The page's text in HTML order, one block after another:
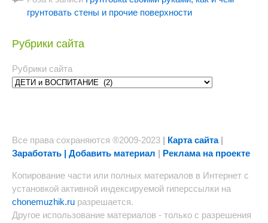
грунтовать стены и прочие поверхности
Рубрики сайта
Рубрики сайта
Все права сохраняются ®2009-2023 | Карта сайта|
Заработать | Добавить материал | Реклама на проекте
Копирование части или полных материалов в Интернет с
установкой активной индексируемой гиперссылки на
chonemuzhik.ru разрешается.
Другое использование материалов - только с разрешения